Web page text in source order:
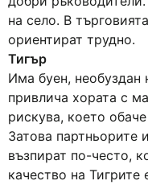
на село. В
ориентират трудно.
Тигър
Има буен, необуздан
привлича хората с
рискува, което
Затова партньорите
възпират по-често,
качество на